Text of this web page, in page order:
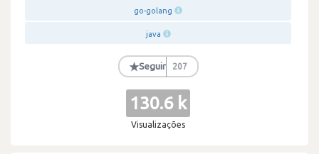
go-golang
java
★Seguir 207
130.6 k
Visualizações